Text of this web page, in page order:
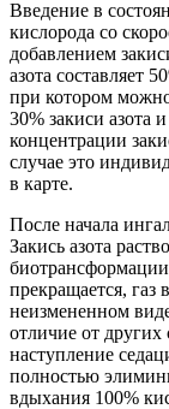
Введение в
кислорода со
добавлением
азота составляет
при котором
30% закиси азота
концентрации
случае это
в карте.
После начала
Закись азота
биотрансформации
прекращается,
неизмененном
отличие от других
наступление
полностью
вдыхания 100%